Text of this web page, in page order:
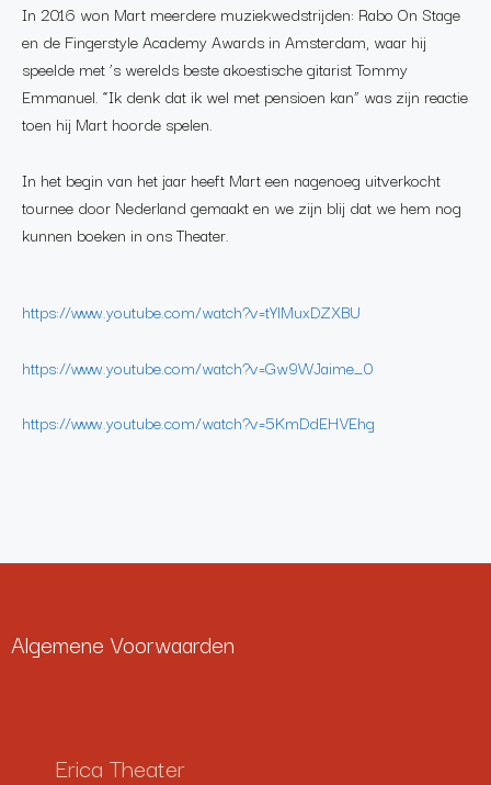
In 2016 won Mart meerdere muziekwedstrijden: Rabo On Stage
en de Fingerstyle Academy Awards in Amsterdam, waar hij
speelde met ’s werelds beste akoestische gitarist Tommy
Emmanuel. “Ik denk dat ik wel met pensioen kan” was zijn reactie
toen hij Mart hoorde spelen.
In het begin van het jaar heeft Mart een nagenoeg uitverkocht
tournee door Nederland gemaakt en we zijn blij dat we hem nog
kunnen boeken in ons Theater.
https://www.youtube.com/watch?v=tYlMuxDZXBU
https://www.youtube.com/watch?v=Gw9WJaime_0
https://www.youtube.com/watch?v=5KmDdEHVEhg
Algemene Voorwaarden
Erica Theater